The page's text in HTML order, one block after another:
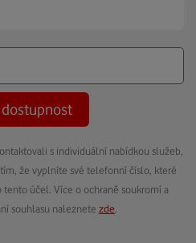
s individuální nabídkou služeb,
že vyplníte své telefonní číslo, které
účel. Více o ochraně soukromí a
souhlasu naleznete zde